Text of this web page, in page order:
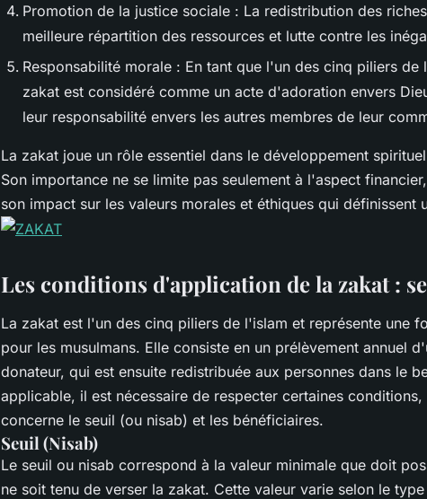
Promotion de la justice sociale : La redistribution des
meilleure répartition des ressources et lutte contre les
Responsabilité morale : En tant que l'un des cinq piliers de
zakat est considéré comme un acte d'adoration envers
leur responsabilité envers les autres membres de leur
La zakat joue un rôle essentiel dans le développement
Son importance ne se limite pas seulement à l'aspect
son impact sur les valeurs morales et éthiques qui définissent
Les conditions d'application de la zakat :
La zakat est l'un des cinq piliers de l'islam et représente une
pour les musulmans. Elle consiste en un prélèvement annuel
donateur, qui est ensuite redistribuée aux personnes dans le
applicable, il est nécessaire de respecter certaines
concerne le seuil (ou nisab) et les bénéficiaires.
Seuil (Nisab)
Le seuil ou nisab correspond à la valeur minimale que doit
ne soit tenu de verser la zakat. Cette valeur varie selon le